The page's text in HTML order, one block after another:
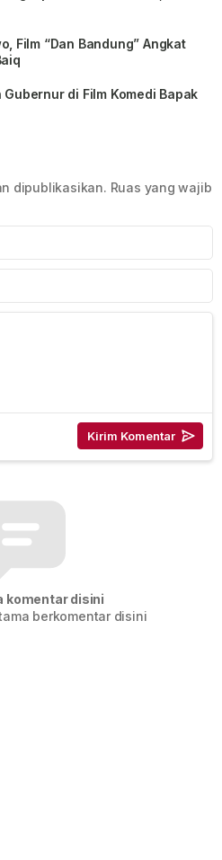
Film “Dan Bandung” Angkat
di Film Komedi Bapak
dipublikasikan. Ruas yang wajib
komentar disini
berkomentar disini